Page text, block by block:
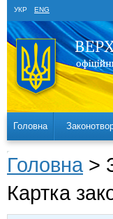
УКР ENG
Головна
Головна >
Картка